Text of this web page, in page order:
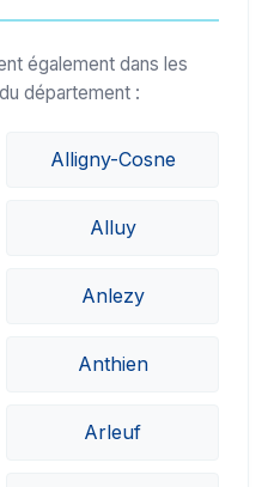
également dans les
département :
Alligny-Cosne
Alluy
Anlezy
Anthien
Arleuf